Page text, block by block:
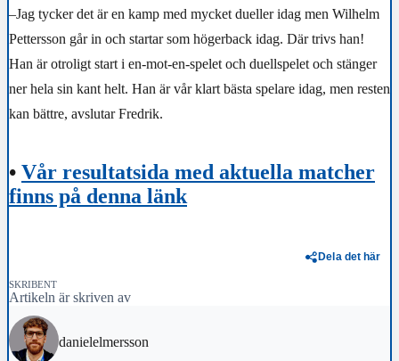
–Jag tycker det är en kamp med mycket dueller idag men Wilhelm
Pettersson går in och startar som högerback idag. Där trivs han!
Han är otroligt start i en-mot-en-spelet och duellspelet och stänger
ner hela sin kant helt. Han är vår klart bästa spelare idag, men resten
kan bättre, avslutar Fredrik.
• Vår resultatsida med aktuella matcher
finns på denna länk
Dela det här
SKRIBENT
Artikeln är skriven av
danielelmersson